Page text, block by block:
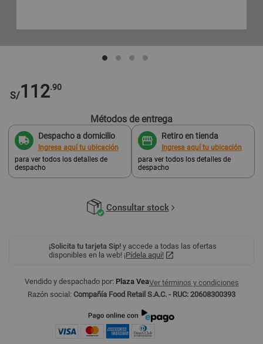
S/112.90
Métodos de entrega
Despacho a domicilio
Ingresa aquí tu ubicación
para ver todos los detalles de
despacho
Retiro en tienda
Ingresa aquí tu ubicación
para ver todos los detalles de
despacho
Consultar stock
¡Solicita tu tarjeta Sip! y accede a todas las ofertas
disponibles en la web! ¡Pídela aquí!
Vendido y despachado por: Plaza VeaVer términos y condiciones
Razón social: Compañía Food Retail S.A.C. - RUC: 20608300393